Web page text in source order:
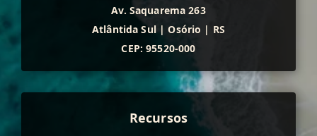
Av. Saquarema 263
Atlântida Sul | Osório | RS
CEP: 95520-000
Recursos